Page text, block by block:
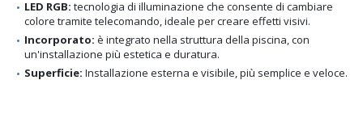
LED RGB: tecnologia di illuminazione che consente di cambiare
colore tramite telecomando, ideale per creare effetti visivi.
Incorporato: è integrato nella struttura della piscina, con
un'installazione più estetica e duratura.
Superficie: Installazione esterna e visibile, più semplice e veloce.